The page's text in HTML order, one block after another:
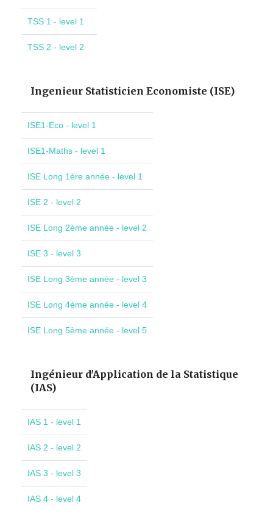
TSS 1 - level 1
TSS 2 - level 2
Ingenieur Statisticien Economiste (ISE)
ISE1-Eco - level 1
ISE1-Maths - level 1
ISE Long 1ère année - level 1
ISE 2 - level 2
ISE Long 2ème année - level 2
ISE 3 - level 3
ISE Long 3ème année - level 3
ISE Long 4ème année - level 4
ISE Long 5ème année - level 5
Ingénieur d'Application de la Statistique
(IAS)
IAS 1 - level 1
IAS 2 - level 2
IAS 3 - level 3
IAS 4 - level 4